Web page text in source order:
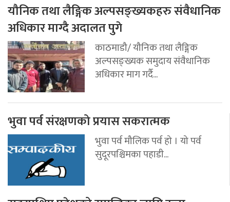
यौनिक तथा लैङ्गिक अल्पसङ्ख्यकहरु संवैधानिक
अधिकार माग्दै अदालत पुगे
काठमाडौ/ यौनिक तथा लैङ्गिक
अल्पसङ्ख्यक समुदाय संवैधानिक
अधिकार माग गर्दै...
भुवा पर्व संरक्षणको प्रयास सकरात्मक
भुवा पर्व मौलिक पर्व हो । यो पर्व
सुदूरपश्चिमका पहाडी...